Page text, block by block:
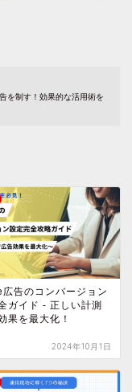
を制す！効果的な活用術を
告のコンバージョン
ガイド - 正しい計測
果を最大化！
2024年10月1日